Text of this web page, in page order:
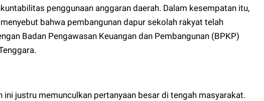
penggunaan anggaran daerah. Dalam kesempatan itu,
bahwa pembangunan dapur sekolah rakyat telah
Badan Pengawasan Keuangan dan Pembangunan (BPKP)
ini justru memunculkan pertanyaan besar di tengah masyarakat.